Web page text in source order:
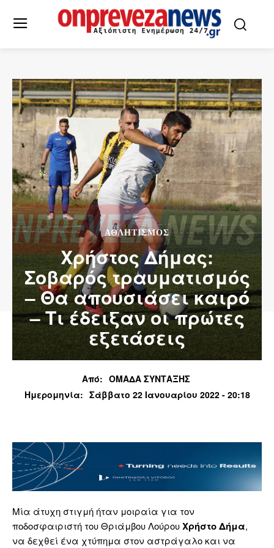
ΑΘΛΗΤΙΣΜΌΣ
Χρήστος Δήμας:
Σοβαρός τραυματισμός
– Θα απουσιάσει καιρό
– Τι έδειξαν οι πρώτες
εξετάσεις
Από: ΟΜΑΔΑ ΣΥΝΤΑΞΗΣ
Ημερομηνία: Σάββατο 22 Ιανουαρίου 2022 - 20:18
Μία άτυχη στιγμή ήταν μοιραία για τον
ποδοσφαιριστή του Θριάμβου ΛούρουΧρήστο Δήμα,
να δεχθεί ένα χτύπημα στον αστράγαλο και να